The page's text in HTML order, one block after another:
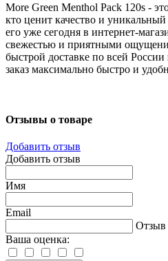
More Green Menthol Pack 120s -
кто ценит качество и
его уже сегодня в интернет-
свежестью и приятными
быстрой доставке по всей
заказ максимально быстро и
Отзывы о товаре
Добавить отзыв
Добавить отзыв
Имя
Email
Отзыв
Ваша оценка: